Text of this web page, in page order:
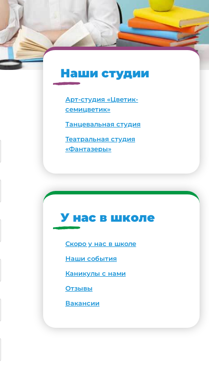
Наши студии
Арт-студия «Цветик-
семицветик»
Танцевальная студия
Театральная студия
«Фантазеры»
У нас в школе
Скоро у нас в школе
Наши события
Каникулы с нами
Отзывы
Вакансии